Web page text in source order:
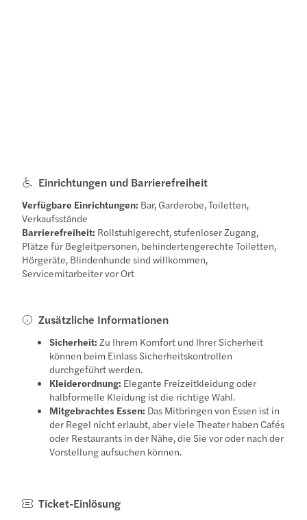
Einrichtungen und Barrierefreiheit
Verfügbare Einrichtungen: Bar, Garderobe, Toiletten,
Verkaufsstände
Barrierefreiheit: Rollstuhlgerecht, stufenloser Zugang,
Plätze für Begleitpersonen, behindertengerechte Toiletten,
Hörgeräte, Blindenhunde sind willkommen,
Servicemitarbeiter vor Ort
Zusätzliche Informationen
Sicherheit: Zu Ihrem Komfort und Ihrer Sicherheit
können beim Einlass Sicherheitskontrollen
durchgeführt werden.
Kleiderordnung: Elegante Freizeitkleidung oder
halbformelle Kleidung ist die richtige Wahl.
Mitgebrachtes Essen: Das Mitbringen von Essen ist in
der Regel nicht erlaubt, aber viele Theater haben Cafés
oder Restaurants in der Nähe, die Sie vor oder nach der
Vorstellung aufsuchen können.
Ticket-Einlösung